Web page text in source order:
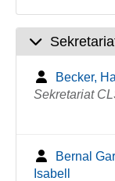
Becker,
Sekretariat
Bernal
Isabell